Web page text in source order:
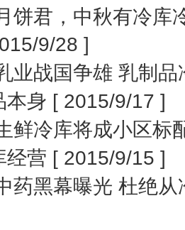
饼君，中秋有冷库
9/28 ]
业战国争雄 乳制
本身 [ 2015/9/17 ]
鲜冷库将成小区标
经营 [ 2015/9/15 ]
药黑幕曝光 杜绝从